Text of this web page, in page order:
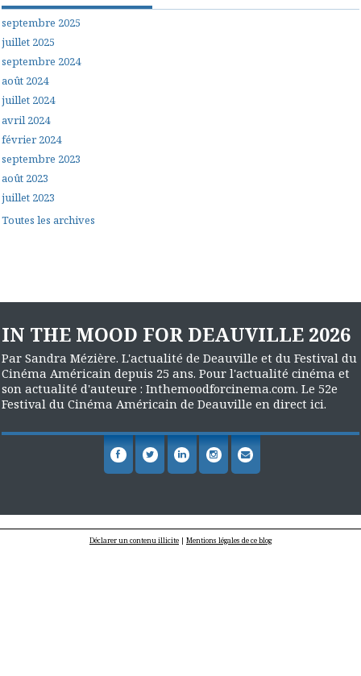
septembre 2025
juillet 2025
septembre 2024
août 2024
juillet 2024
avril 2024
février 2024
septembre 2023
août 2023
juillet 2023
Toutes les archives
IN THE MOOD FOR DEAUVILLE 2026
Par Sandra Mézière. L'actualité de Deauville et du Festival du
Cinéma Américain depuis 25 ans. Pour l'actualité cinéma et
son actualité d'auteure : Inthemoodforcinema.com. Le 52e
Festival du Cinéma Américain de Deauville en direct ici.
Déclarer un contenu illicite | Mentions légales de ce blog